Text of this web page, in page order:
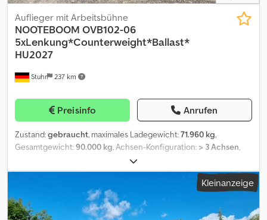
Stuhr 237 km
Auflieger mit Arbeitsbühne
NOOTEBOOM OVB102-06
5xLenkung*Counterweight*Ballast*
HU2027
Preisinfo Anrufen
Zustand:gebraucht, maximales Ladegewicht:71.960 kg,
Gesamtgewicht:90.000 kg, Achsen-Konfiguration: > 3 Achsen,
, nächste Prüfung (TÜV):
Ausstattung:ABS, ? Zulässiges Gesamtgewicht, technisch
möglich 90.000 kg ? 5 Achsen gelenkt ? HU bis Mai 2027 ?
Kabelbedienung ? Stützbeine Hydraulisch Alle Angaben ohne
Gewähr / Zwischenverkauf vorbehalten. Dedpezr A Dgsfx Acnokr
Kleinanzeige